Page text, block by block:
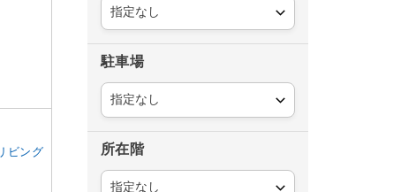
ング
駐車場
所在階